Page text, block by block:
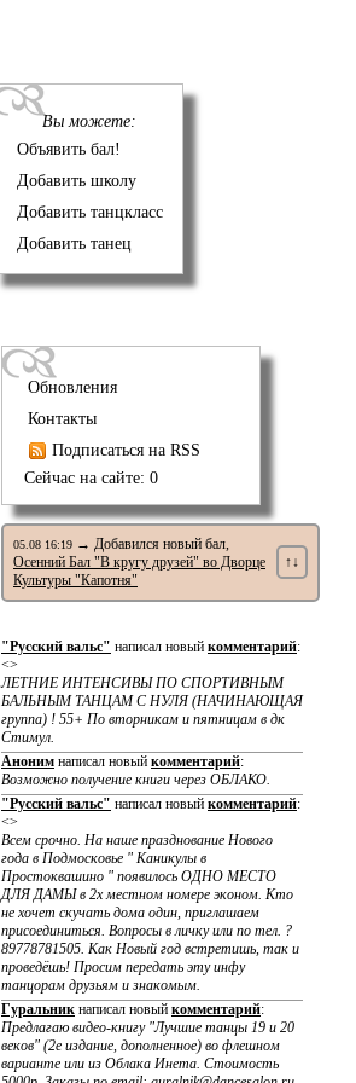
Вы можете:
Объявить бал!
Добавить школу
Добавить танцкласс
Добавить танец
Обновления
Контакты
Подписаться на RSS
Сейчас на сайте: 0
05.08 16:19 → Добавился новый бал,
Осенний Бал "В кругу друзей" во Дворце
Культуры "Капотня"
↑↓
"Русский вальс" написал новый комментарий:
<>
ЛЕТНИЕ ИНТЕНСИВЫ ПО CПОРТИВНЫМ
БАЛЬНЫМ ТАНЦАМ С НУЛЯ (НАЧИНАЮЩАЯ
группа) ! 55+ По вторникам и пятницам в дк
Стимул.
Аноним написал новый комментарий:
Возможно получение книги через ОБЛАКО.
"Русский вальс" написал новый комментарий:
<>
Всем срочно. На наше празднование Нового
года в Подмосковье " Каникулы в
Простоквашино " появилось ОДНО МЕСТО
ДЛЯ ДАМЫ в 2х местном номере эконом. Кто
не хочет скучать дома один, приглашаем
присоединиться. Вопросы в личку или по тел. ?
89778781505. Как Новый год встретишь, так и
проведёшь! Просим передать эту инфу
танцорам друзьям и знакомым.
Гуральник написал новый комментарий:
Предлагаю видео-книгу "Лучшие танцы 19 и 20
веков" (2е издание, дополненное) во флешном
варианте или из Облака Инета. Стоимость